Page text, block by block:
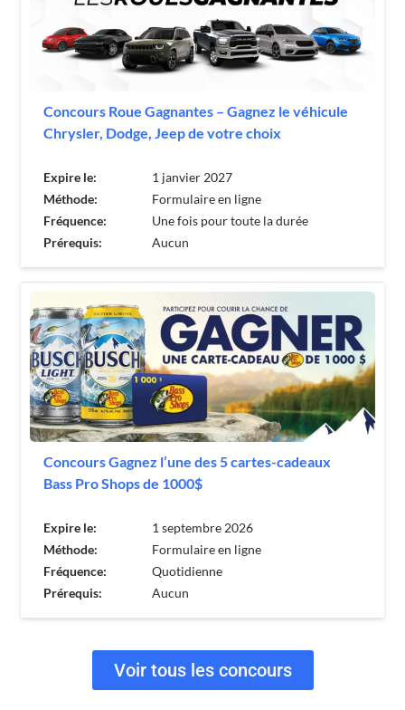
Concours Roue Gagnantes – Gagnez le véhicule
Chrysler, Dodge, Jeep de votre choix
Expire le:
1 janvier 2027
Méthode:
Formulaire en ligne
Fréquence:
Une fois pour toute la durée
Prérequis:
Aucun
Concours Gagnez l’une des 5 cartes-cadeaux
Bass Pro Shops de 1000$
Expire le:
1 septembre 2026
Méthode:
Formulaire en ligne
Fréquence:
Quotidienne
Prérequis:
Aucun
Voir tous les concours